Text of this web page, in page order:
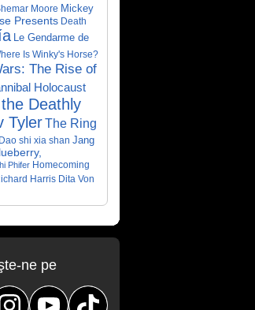
Moore Mickey
Presents Death
Le Gendarme de
Is Winky's Horse?
The Rise of
Holocaust
Deathly
TylerThe Ring
Dao shi xia shan Jang
Phifer Homecoming
Harris Dita Von
ne pe